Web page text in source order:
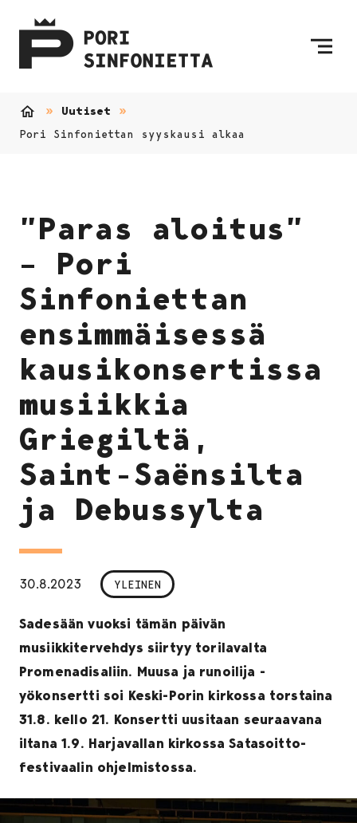
Uutiset
Pori Sinfoniettan syyskausi alkaa
”Paras aloitus”
– Pori
Sinfoniettan
ensimmäisessä
kausikonsertissa
musiikkia
Griegiltä,
Saint-Saënsilta
ja Debussylta
30.8.2023 YLEINEN
Sadesään vuoksi tämän päivän
musiikkitervehdys siirtyy torilavalta
Promenadisaliin. Muusa ja runoilija -
yökonsertti soi Keski-Porin kirkossa torstaina
31.8. kello 21. Konsertti uusitaan seuraavana
iltana 1.9. Harjavallan kirkossa Satasoitto-
festivaalin ohjelmistossa.